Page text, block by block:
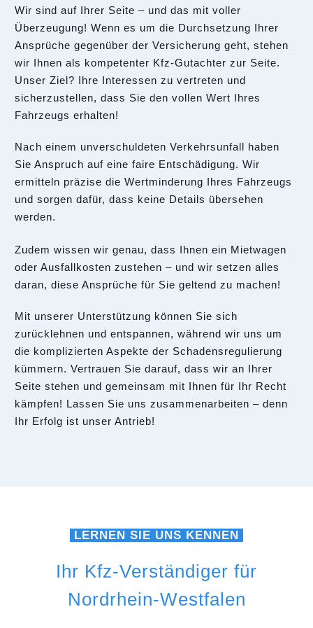
Wir sind auf Ihrer Seite – und das mit voller
Überzeugung! Wenn es um die Durchsetzung Ihrer
Ansprüche gegenüber der Versicherung geht, stehen
wir Ihnen als kompetenter Kfz-Gutachter zur Seite.
Unser Ziel? Ihre Interessen zu vertreten und
sicherzustellen, dass Sie den vollen Wert Ihres
Fahrzeugs erhalten!
Nach einem unverschuldeten Verkehrsunfall haben
Sie Anspruch auf eine faire Entschädigung. Wir
ermitteln präzise die Wertminderung Ihres Fahrzeugs
und sorgen dafür, dass keine Details übersehen
werden.
Zudem wissen wir genau, dass Ihnen ein Mietwagen
oder Ausfallkosten zustehen – und wir setzen alles
daran, diese Ansprüche für Sie geltend zu machen!
Mit unserer Unterstützung können Sie sich
zurücklehnen und entspannen, während wir uns um
die komplizierten Aspekte der Schadensregulierung
kümmern. Vertrauen Sie darauf, dass wir an Ihrer
Seite stehen und gemeinsam mit Ihnen für Ihr Recht
kämpfen! Lassen Sie uns zusammenarbeiten – denn
Ihr Erfolg ist unser Antrieb!
LERNEN SIE UNS KENNEN
Ihr Kfz-Verständiger für
Nordrhein-Westfalen